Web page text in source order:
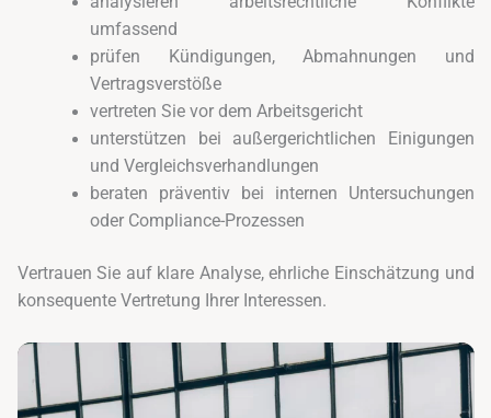
umfassend
prüfen Kündigungen, Abmahnungen und
Vertragsverstöße
vertreten Sie vor dem Arbeitsgericht
unterstützen bei außergerichtlichen Einigungen
und Vergleichsverhandlungen
beraten präventiv bei internen Untersuchungen
oder Compliance-Prozessen
Vertrauen Sie auf klare Analyse, ehrliche Einschätzung und
konsequente Vertretung Ihrer Interessen.